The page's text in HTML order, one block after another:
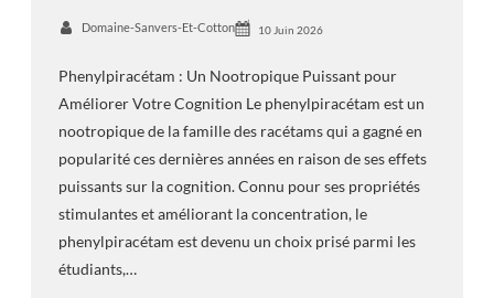
Domaine-Sanvers-Et-Cotton 10 Juin 2026
Phenylpiracétam : Un Nootropique Puissant pour
Améliorer Votre Cognition Le phenylpiracétam est un
nootropique de la famille des racétams qui a gagné en
popularité ces dernières années en raison de ses effets
puissants sur la cognition. Connu pour ses propriétés
stimulantes et améliorant la concentration, le
phenylpiracétam est devenu un choix prisé parmi les
étudiants,…